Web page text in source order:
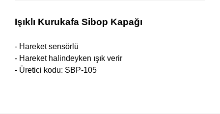
Işıklı Kurukafa Sibop Kapağı
- Hareket sensörlü
- Hareket halindeyken ışık verir
- Üretici kodu: SBP-105